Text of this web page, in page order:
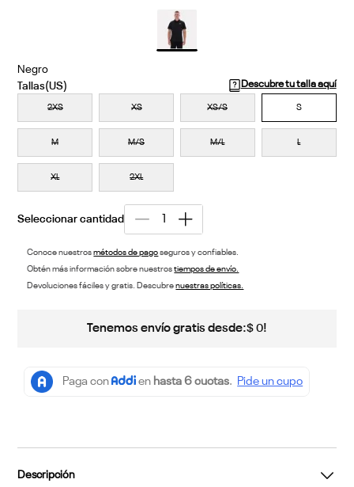
Negro
Descubre tu talla aquí
2XS XS XS/S S
M M/S M/L L
XL 2XL
Conoce nuestrosmétodos de pagoseguros y confiables.
Obtén más información sobre nuestrostiempos de envío.
Devoluciones fáciles y gratis. Descubrenuestras políticas.
Tenemos envío gratis desde:$ 0!
Descripción